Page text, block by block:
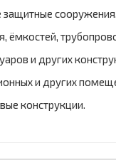
защитные сооружения.
и других
и других
конструкции.